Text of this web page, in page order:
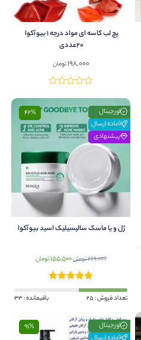
پچ لب کاسه ای مواد درجه 1 بیوآکوا
۲۰عددی
198,000تومان
42%
اورجینال
آماده ارسال
پیشنهادی
ژل و یا ماسک سالیسیلیک اسید بیوآکوا
269,000تومانقیمت
اصلی:
155,500تومان
تعداد فروش : 25 باقیمانده : 33
91%
اورجینال